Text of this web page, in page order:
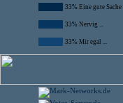
33% Eine gute Sache
33% Nervig ...
33% Mir egal ...